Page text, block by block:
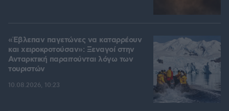
«Έβλεπαν παγετώνες να καταρρέουν
και χειροκροτούσαν»: Ξεναγοί στην
Ανταρκτική παραιτούνται λόγω των
τουριστών
10.08.2026, 10:23